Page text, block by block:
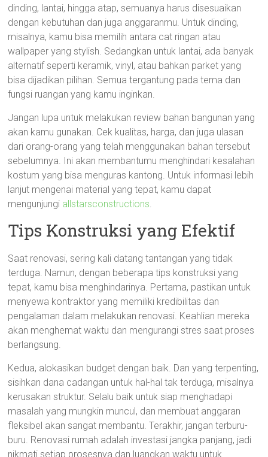
dinding, lantai, hingga atap, semuanya harus disesuaikan
dengan kebutuhan dan juga anggaranmu. Untuk dinding,
misalnya, kamu bisa memilih antara cat ringan atau
wallpaper yang stylish. Sedangkan untuk lantai, ada banyak
alternatif seperti keramik, vinyl, atau bahkan parket yang
bisa dijadikan pilihan. Semua tergantung pada tema dan
fungsi ruangan yang kamu inginkan.
Jangan lupa untuk melakukan review bahan bangunan yang
akan kamu gunakan. Cek kualitas, harga, dan juga ulasan
dari orang-orang yang telah menggunakan bahan tersebut
sebelumnya. Ini akan membantumu menghindari kesalahan
kostum yang bisa menguras kantong. Untuk informasi lebih
lanjut mengenai material yang tepat, kamu dapat
mengunjungi allstarsconstructions.
Tips Konstruksi yang Efektif
Saat renovasi, sering kali datang tantangan yang tidak
terduga. Namun, dengan beberapa tips konstruksi yang
tepat, kamu bisa menghindarinya. Pertama, pastikan untuk
menyewa kontraktor yang memiliki kredibilitas dan
pengalaman dalam melakukan renovasi. Keahlian mereka
akan menghemat waktu dan mengurangi stres saat proses
berlangsung.
Kedua, alokasikan budget dengan baik. Dan yang terpenting,
sisihkan dana cadangan untuk hal-hal tak terduga, misalnya
kerusakan struktur. Selalu baik untuk siap menghadapi
masalah yang mungkin muncul, dan membuat anggaran
fleksibel akan sangat membantu. Terakhir, jangan terburu-
buru. Renovasi rumah adalah investasi jangka panjang, jadi
nikmati setiap prosesnya dan luangkan waktu untuk